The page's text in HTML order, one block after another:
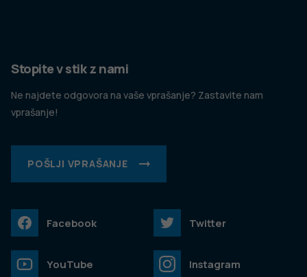
Stopite v stik z nami
Ne najdete odgovora na vaše vprašanje? Zastavite nam
vprašanje!
POŠLJI VPRAŠANJE
Facebook Twitter
YouTube Instagram